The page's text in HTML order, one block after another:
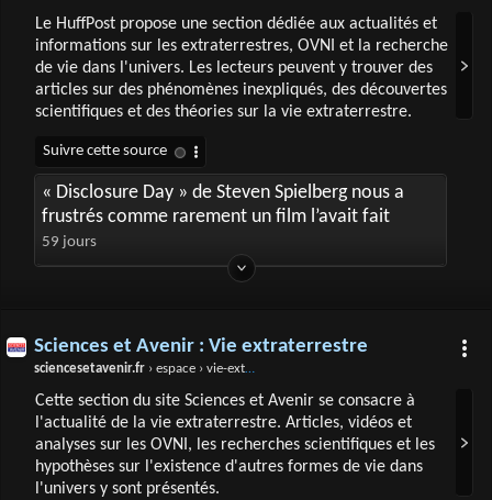
Le HuffPost propose une section dédiée aux actualités et
informations sur les extraterrestres, OVNI et la recherche
de vie dans l'univers. Les lecteurs peuvent y trouver des
articles sur des phénomènes inexpliqués, des découvertes
scientifiques et des théories sur la vie extraterrestre.
« Disclosure Day » de Steven Spielberg nous a
frustrés comme rarement un film l’avait fait
59 jours
Sciences et Avenir : Vie extraterrestre
sciencesetavenir.fr › espace › vie-extraterrestre
Cette section du site Sciences et Avenir se consacre à
l'actualité de la vie extraterrestre. Articles, vidéos et
analyses sur les OVNI, les recherches scientifiques et les
hypothèses sur l'existence d'autres formes de vie dans
l'univers y sont présentés.